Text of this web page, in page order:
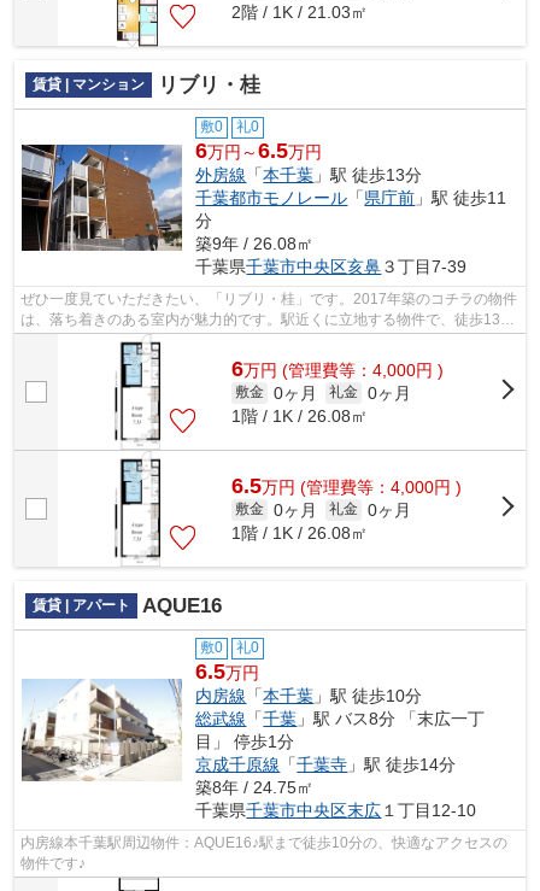
2階 / 1K / 21.03㎡
賃貸 | マンション リブリ・桂
敷0 礼0
6万円～6.5万円
外房線 「本千葉 」駅 徒歩13分
千葉都市モノレール 「県庁前 」駅 徒歩11
分
築9年 / 26.08㎡
千葉県千葉市中央区亥鼻３丁目7-39
ぜひ一度見ていただきたい、「リブリ・桂」です。2017年築のコチラの物件
は、落ち着きのある室内が魅力的です。駅近くに立地する物件で、徒歩13分
程でアクセスできます。外装もおしゃ...
6万円 (管理費等：4,000円 )
敷金 0ヶ月 礼金 0ヶ月
1階 / 1K / 26.08㎡
6.5万円 (管理費等：4,000円 )
敷金 0ヶ月 礼金 0ヶ月
1階 / 1K / 26.08㎡
賃貸 | アパート AQUE16
敷0 礼0
6.5万円
内房線 「本千葉 」駅 徒歩10分
総武線 「千葉 」駅 バス8分 「末広一丁
目」 停歩1分
京成千原線 「千葉寺 」駅 徒歩14分
築8年 / 24.75㎡
千葉県千葉市中央区末広 １丁目12-10
内房線本千葉駅周辺物件：AQUE16♪駅まで徒歩10分の、快適なアクセスの
物件です♪